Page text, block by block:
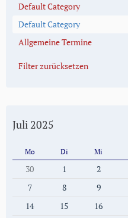
Default Category
Default Category
Allgemeine Termine
Filter zurücksetzen
Juli 2025
Mo Di Mi
30 1 2
7
8 9
14
15 16